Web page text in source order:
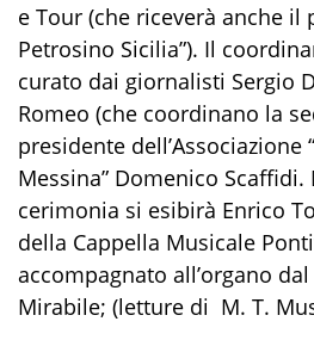
e Tour (che riceverà anche il
Petrosino Sicilia”). Il
curato dai giornalisti Sergio
Romeo (che coordinano la
presidente dell’Associazione
Messina” Domenico Scaffidi.
cerimonia si esibirà Enrico
della Cappella Musicale
accompagnato all’organo
Mirabile; (letture di M. T.